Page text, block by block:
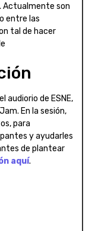
Actualmente son
entre las
tal de hacer
audiorio de ESNE,
En la sesión,
para
y ayudarles
de plantear
aquí.